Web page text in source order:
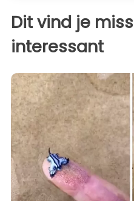
Dit vind je
interessant